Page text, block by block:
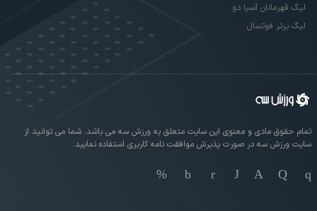
لیگ قهرمانان آسیا دو
لیگ برتر فوتسال
تمام حقوق مادی و معنوی این سایت متعلق به ورزش سه می باشد. شما می توانید از
سایت ورزش سه در صورت پذیرش موافقت نامه کاربری استفاده نمایید.